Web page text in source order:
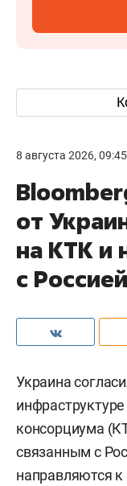
8 августа 2026, 09:45
от
на КТК и
с
Украина
консорциума
связанным с
направляются